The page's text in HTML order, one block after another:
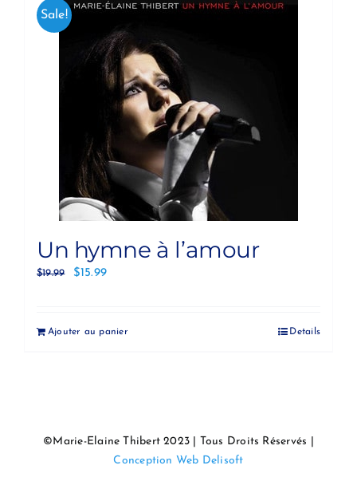
Sale!
Un hymne à l’amour
$19.99 $15.99
Ajouter au panier Details
©Marie-Elaine Thibert 2023 | Tous Droits Réservés |
Conception Web Delisoft